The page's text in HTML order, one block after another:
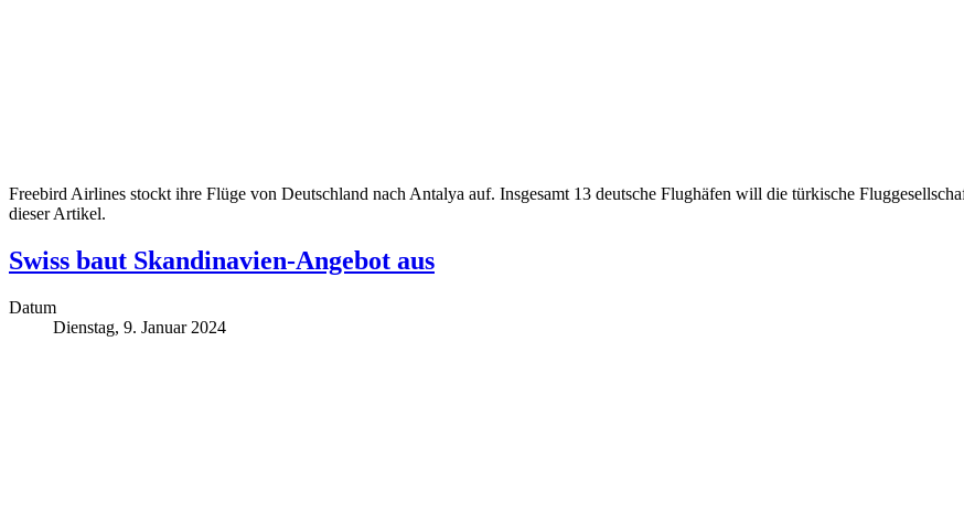
Freebird Airlines stockt ihre Flüge von Deutschland nach Antalya auf. Insgesamt 13 deutsche Flughäfen will die türkische
dieser Artikel.
Swiss baut Skandinavien-Angebot aus
Datum
Dienstag, 9. Januar 2024